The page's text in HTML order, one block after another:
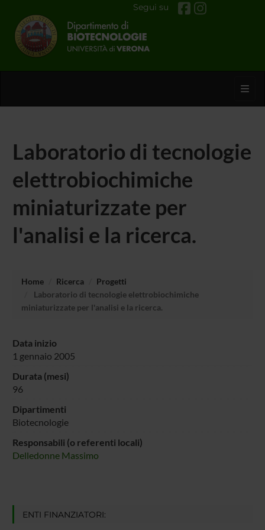
Segui su
Laboratorio di tecnologie
elettrobiochimiche
miniaturizzate per
l'analisi e la ricerca.
Home Ricerca
Progetti
Laboratorio di tecnologie elettrobiochimiche
miniaturizzate per l'analisi e la ricerca.
Data inizio
1 gennaio 2005
Durata (mesi)
96
Dipartimenti
Biotecnologie
Responsabili (o referenti locali)
Delledonne Massimo
ENTI FINANZIATORI: